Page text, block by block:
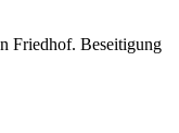
Friedhof. Beseitigung